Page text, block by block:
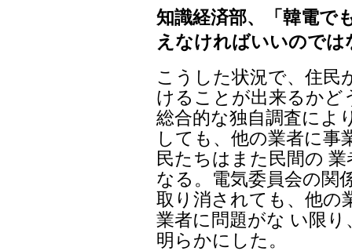
知識経済部、「韓電で
えなければいいのでは
こうした状況で、住民
けることが出来るかど
総合的な独自調査によ
しても、他の業者に事
民たちはまた民間の
なる。電気委員会の関
取り消されても、他の
業者に問題がな い限
明らかにした。